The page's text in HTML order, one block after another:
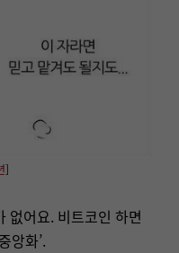
]
없어요. 비트코인 하면
앙화’.